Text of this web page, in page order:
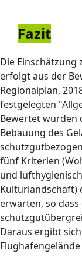
Fazit
Die Einschätzung
erfolgt aus der
Regionalplan,
festgelegten
Bewertet wurden
Bebauung des
fünf Kriterien
und
Kulturlandschaft)
erwarten, so
Daraus ergibt